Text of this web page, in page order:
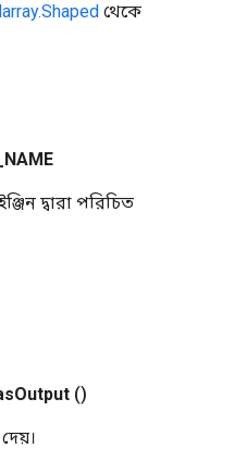
থেকে
NAME
দ্বারা পরিচিত
Output ()